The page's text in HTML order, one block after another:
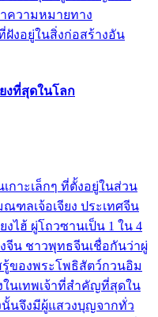
ความหมายทาง
งอยู่ในสิ่งก่อสร้างอัน
งที่สุดในโลก
กาะเล็กๆ ที่ตั้งอยู่ในส่วน
ฑลเจ้อเจียง ประเทศจีน
ไฮ้ ผู่โถวซานเป็น 1 ใน 4
น ชาวพุทธจีนเชื่อกันว่าผู่
ของพระโพธิสัตว์กวนอิม
นเทพเจ้าที่สำคัญที่สุดใน
นจึงมีผู้แสวงบุญจากทั่ว